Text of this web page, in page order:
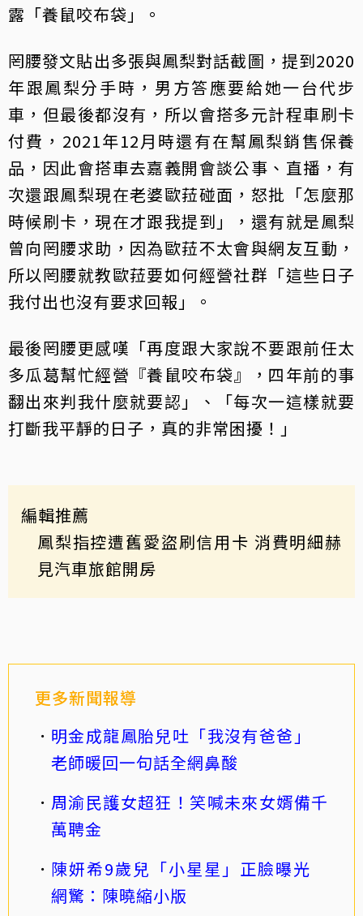
露「養鼠咬布袋」。
罔腰發文貼出多張與鳳梨對話截圖，提到2020
年跟鳳梨分手時，男方答應要給她一台代步
車，但最後都沒有，所以會搭多元計程車刷卡
付費，2021年12月時還有在幫鳳梨銷售保養
品，因此會搭車去嘉義開會談公事、直播，有
次還跟鳳梨現在老婆歐菈碰面，怒批「怎麼那
時候刷卡，現在才跟我提到」，還有就是鳳梨
曾向罔腰求助，因為歐菈不太會與網友互動，
所以罔腰就教歐菈要如何經營社群「這些日子
我付出也沒有要求回報」。
最後罔腰更感嘆「再度跟大家說不要跟前任太
多瓜葛幫忙經營『養鼠咬布袋』，四年前的事
翻出來判我什麼就要認」、「每次一這樣就要
打斷我平靜的日子，真的非常困擾！」
編輯推薦
鳳梨指控遭舊愛盜刷信用卡 消費明細赫
見汽車旅館開房
更多新聞報導
明金成龍鳳胎兒吐「我沒有爸爸」
老師暖回一句話全網鼻酸
周渝民護女超狂！笑喊未來女婿備千
萬聘金
陳妍希9歲兒「小星星」正臉曝光
網驚：陳曉縮小版